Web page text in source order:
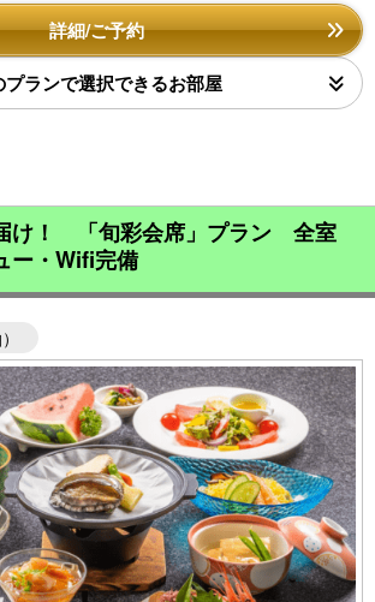
詳細/ご予約
プランで選択できるお部屋
け！ 「旬彩会席」プラン 全室
ー・Wifi完備